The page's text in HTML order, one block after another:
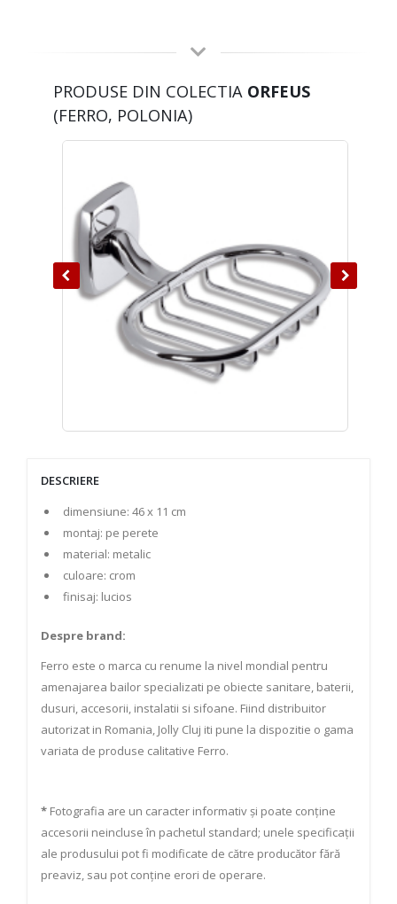
PRODUSE DIN COLECTIA ORFEUS
(FERRO, POLONIA)
DESCRIERE
dimensiune: 46 x 11 cm
montaj: pe perete
material: metalic
culoare: crom
finisaj: lucios
Despre brand:
Ferro este o marca cu renume la nivel mondial pentru
amenajarea bailor specializati pe obiecte sanitare, baterii,
dusuri, accesorii, instalatii si sifoane. Fiind distribuitor
autorizat in Romania, Jolly Cluj iti pune la dispozitie o gama
variata de produse calitative Ferro.
* Fotografia are un caracter informativ și poate conține
accesorii neincluse în pachetul standard; unele specificații
ale produsului pot fi modificate de către producător fără
preaviz, sau pot conține erori de operare.